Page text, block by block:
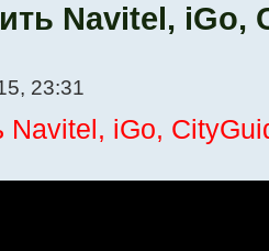
Navitel, iGo,
23:31
Navitel, iGo,